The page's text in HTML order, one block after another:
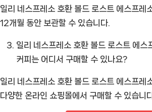
일리 네스프레소 호환 볼드 로스트 에스프레
12개월 동안 보관할 수 있습니다.
일리 네스프레소 호환 볼드 로스트 에스
커피는 어디서 구매할 수 있나요?
일리 네스프레소 호환 볼드 로스트 에스프레
다양한 온라인 쇼핑몰에서 구매할 수 있습니